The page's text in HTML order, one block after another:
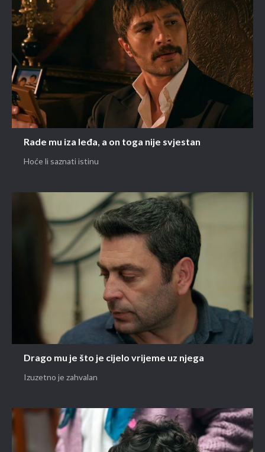
Rade mu iza leđa, a on toga nije svjestan
Hoće li saznati istinu
Drago mu je što je cijelo vrijeme uz njega
Izuzetno je zahvalan